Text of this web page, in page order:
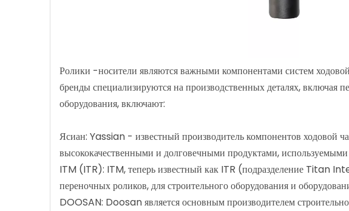
Ролики -носители являются важными компонентами систем
бренды специализируются на производственных деталях, включая
оборудования, включают:
Ясиан: Yassian - известный производитель компонентов ходовой
высококачественными и долговечными продуктами,
ITM (ITR): ITM, теперь известный как ITR (подразделение Titan
переночных роликов, для строительного оборудования и
DOOSAN: Doosan является основным производителем